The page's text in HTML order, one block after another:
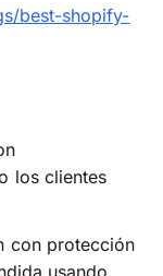
best-shopify-
los clientes
con protección
usando